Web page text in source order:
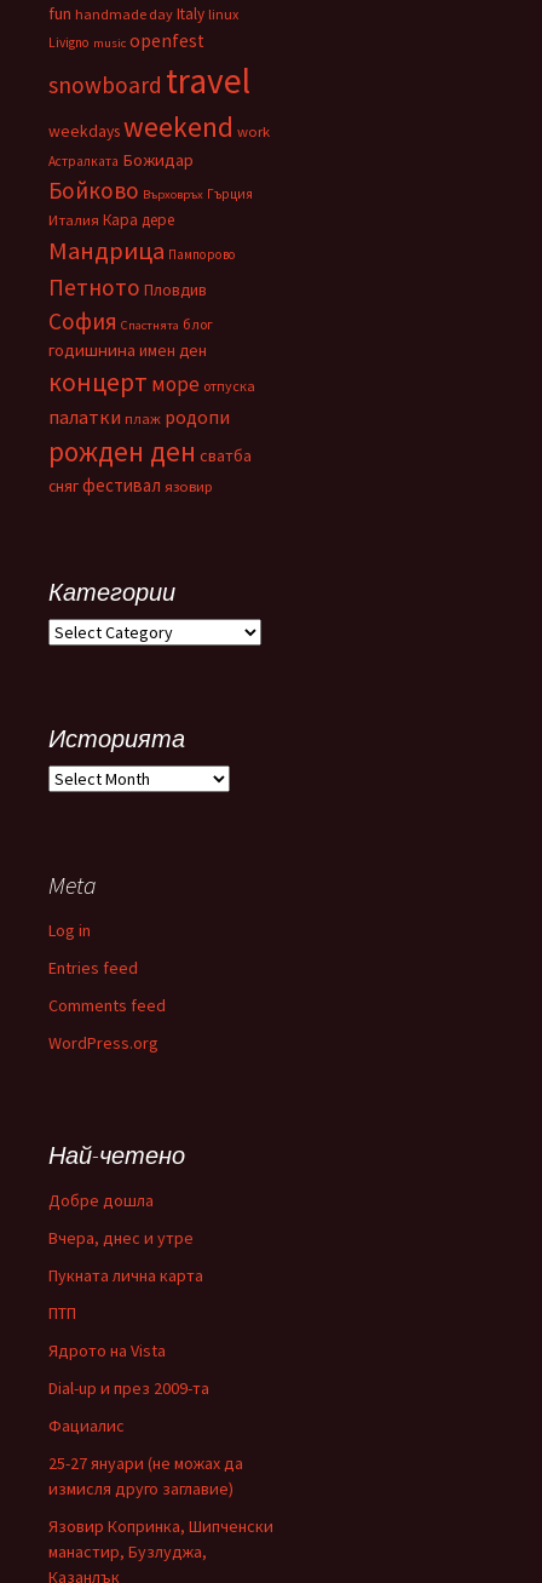
fun handmade day Italy linux
Livigno music openfest
snowboard travel
weekdaysweekend work
Астралката Божидар
Бойково Върховръх Гърция
Италия Кара дере
Мандрица Пампорово
Петното Пловдив
София Спастнята блог
годишнина имен ден
концерт море отпуска
палатки плаж родопи
рожден ден сватба
снягфестивал язовир
Категории
Категории
Историята
Историята
Meta
Log in
Entries feed
Comments feed
WordPress.org
Най-четено
Добре дошла
Вчера, днес и утре
Пукната лична карта
ПТП
Ядрото на Vista
Dial-up и през 2009-та
Фациалис
25-27 януари (не можах да
измисля друго заглавие)
Язовир Копринка, Шипченски
манастир, Бузлуджа,
Казанлък